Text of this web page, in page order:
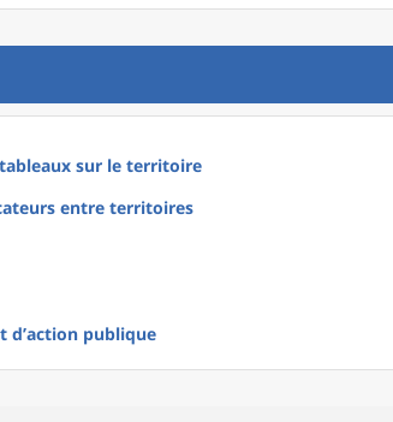
sur le territoire
entre territoires
d’action publique